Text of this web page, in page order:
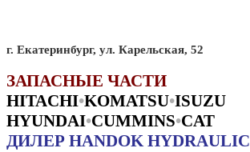
г. Екатеринбург, ул. Карельская, 52
ЗАПАСНЫЕ ЧАСТИ
HITACHI•KOMATSU•ISUZU
HYUNDAI•CUMMINS•CAT
ДИЛЕР HANDOK HYDRAULIC